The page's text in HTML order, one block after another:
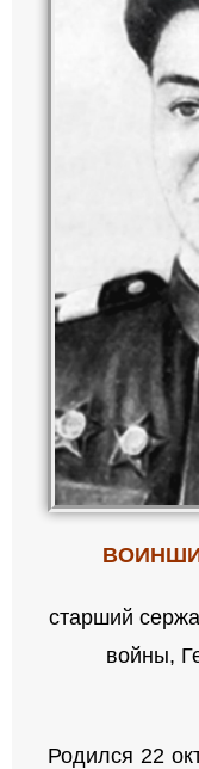
старший
войны,
Родился 22